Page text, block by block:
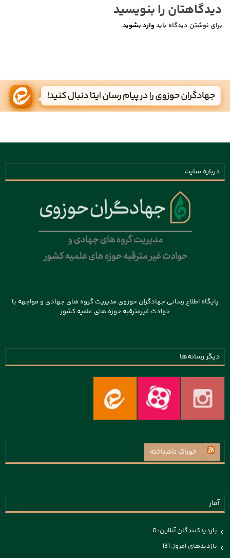
دیدگاهتان را بنویسید
برای نوشتن دیدگاه باید وارد بشوید.
درباره سایت
پایگاه اطلاع رسانی جهادگران حوزوی مدیریت گروه های جهادی و مواجهه با
حوادث غیرمترقبه حوزه های علمیه کشور
دیگر رسانه‌ها
خوراک ناشناخته
آمار
بازدیدکنندگان آنلاین:0
بازدیدهای امروز:131